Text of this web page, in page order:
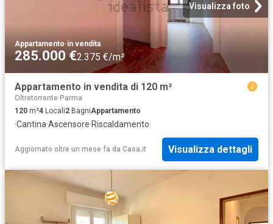
Visualizza foto
Appartamento·in vendita
285.000 €2.375 €/m²
Appartamento in vendita di 120 m²
Oltretorrente Parma
120 m²4 Locali2 BagniAppartamento
·Cantina·Ascensore·Riscaldamento
Aggiornato oltre un mese fa da Casa.it Visualizza dettagli